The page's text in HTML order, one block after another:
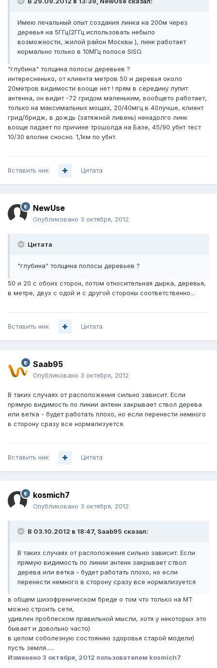
Имею печальный опыт создания линка на 200м через
деревья на 5ГГц(2ГГц использовать небыло
возможности, жилой район Москвы ), линк работает
нормально только в 10МГц полосе SISO.
"глубина" толщина полосы деревьев ?
интересненько, от клиента метров 50 и деревья около
20метров видимости вооще нет ! прям в середину лупит
антенна, он видит -72 гридом маленьким, вообщето работает,
только на максимальных мощах, 20/40мгц в 40лучше, клиент
грид/бридж, в дождь (затяжной ливень) ненадолго линк
вооще падает по причине трошолда на Базе, 45/90 убнт тест
10/30 вполне сносно. 1,1км по убнт.
Вставить ник Цитата
NewUse
Опубликовано 3 октября, 2012
Цитата
"глубина" толщина полосы деревьев ?
50 и 20 с обоих сторон, потом относительная дырка, деревья,
в метре, двух с одой и с другой стороны соответственно...
Вставить ник Цитата
Saab95
Опубликовано 3 октября, 2012
В таких случаях от расположения сильно зависит. Если
прямую видимость по линии антенн закрывает ствол дерева
или ветка - будет работать плохо, но если перенести немного
в сторону сразу все нормализуется.
Вставить ник Цитата
kosmich7
Опубликовано 3 октября, 2012
В 03.10.2012 в 18:47, Saab95 сказал:
В таких случаях от расположения сильно зависит. Если
прямую видимость по линии антенн закрывает ствол
дерева или ветка - будет работать плохо, но если
перенести немного в сторону сразу все нормализуется
в общем шизофреническом бреде о том что только на МТ
можно строить сети,
удивлен проблеском правильной мысли, хотя у некоторых это
бывает и довольно часто)
в целом соболезную состоянию здоровья старой модели)
пусть земля......
Изменено 3 октября, 2012 пользователем kosmich7